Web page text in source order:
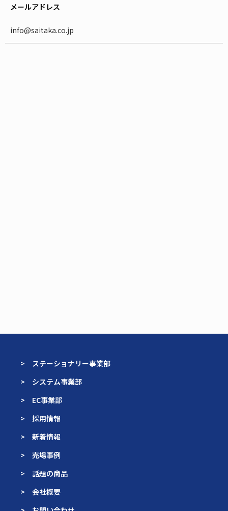
メールアドレス
info@saitaka.co.jp
> ステーショナリー事業部
> システム事業部
> EC事業部
> 採用情報
> 新着情報
> 売場事例
> 話題の商品
> 会社概要